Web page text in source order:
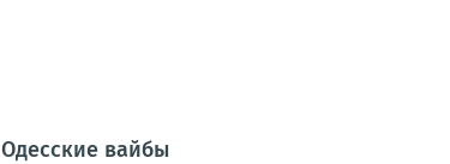
Одесские вайбы